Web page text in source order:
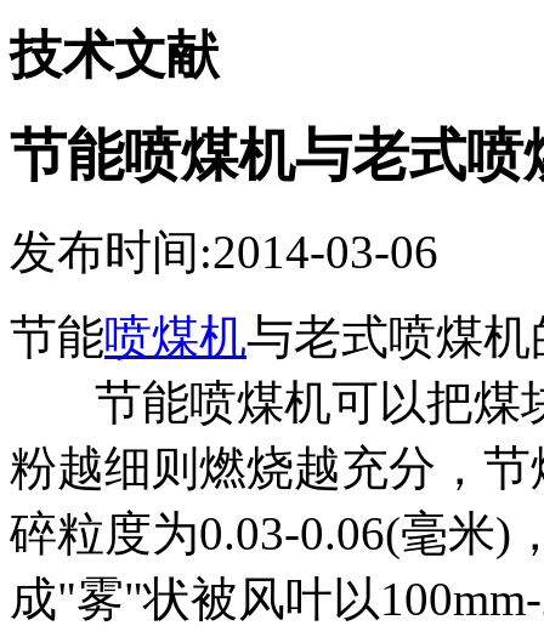
技术文献
节能喷煤机与老式喷
发布时间:2014-03-06
节能喷煤机与老式喷煤
节能喷煤机可以把煤
粉越细则燃烧越充分，
碎粒度为0.03-0.06(毫米)
成"雾"状被风叶以